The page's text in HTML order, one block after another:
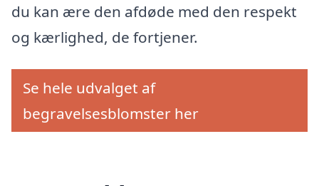
du kan ære den afdøde med den respekt
og kærlighed, de fortjener.
Se hele udvalget af
begravelsesblomster her